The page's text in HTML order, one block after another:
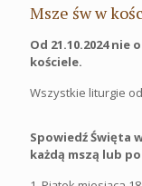
Msze św w
Od 21.10.2024
kościele.
Wszystkie liturgie
Spowiedź Święta
każdą mszą lub